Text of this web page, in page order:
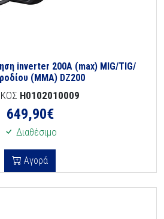
inverter 200A (max) MIG/TIG/
(MMA) DZ200
H0102010009
649,90€
Διαθέσιμο
Αγορά